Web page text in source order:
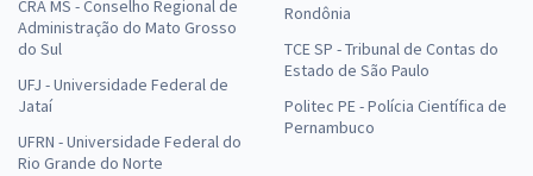
CRA MS - Conselho Regional de
Administração do Mato Grosso
do Sul
UFJ - Universidade Federal de
Jataí
UFRN - Universidade Federal do
Rio Grande do Norte
Rondônia
TCE SP - Tribunal de Contas do
Estado de São Paulo
Politec PE - Polícia Científica de
Pernambuco